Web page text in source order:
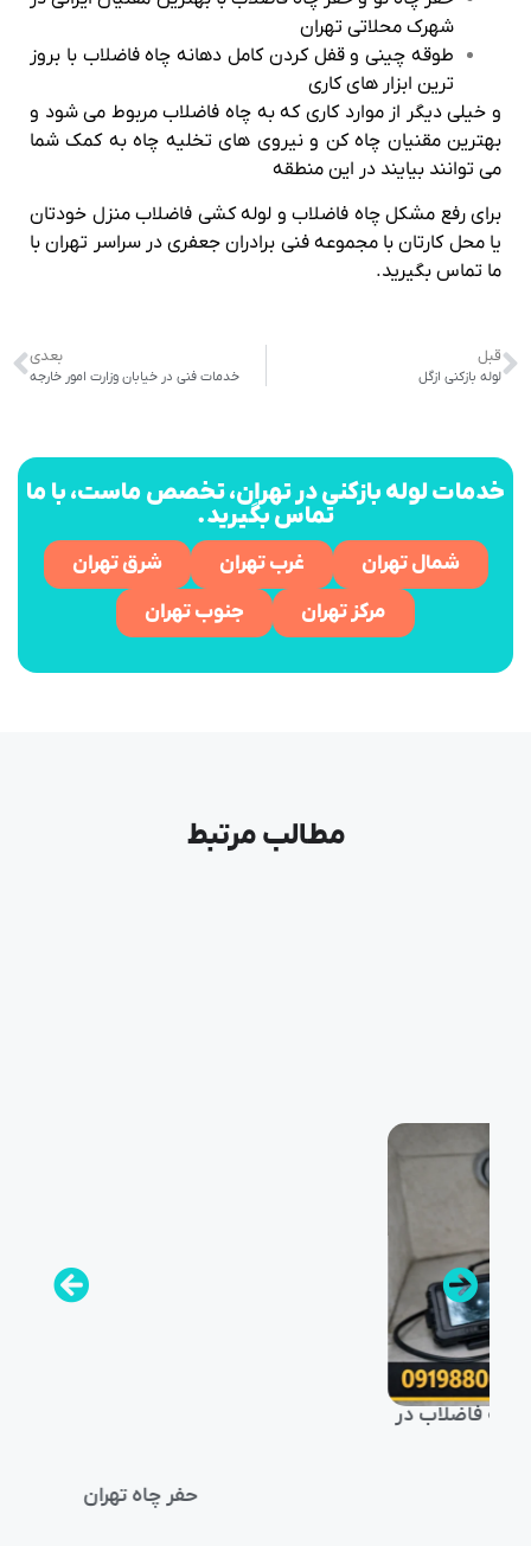
شهرک محلاتی تهران
طوقه چینی و قفل کردن کامل دهانه چاه فاضلاب با بروز
ترین ابزار های کاری
و خیلی دیگر از موارد کاری که به چاه فاضلاب مربوط می شود و
بهترین مقنیان چاه کن و نیروی های تخلیه چاه به کمک شما
می توانند بیایند در این منطقه
برای رفع مشکل چاه فاضلاب و لوله کشی فاضلاب منزل خودتان
یا محل کارتان با مجموعه فنی برادران جعفری در سراسر تهران با
ما تماس بگیرید.
قبل
لوله بازکنی ازگل
بعدی
خدمات فنی در خیابان وزارت امور خارجه
خدمات لوله بازکنی در تهران، تخصص ماست، با ما
تماس بگیرید.
شمال تهران غرب تهران
شرق تهران
مرکز تهران
جنوب تهران
مطالب مرتبط